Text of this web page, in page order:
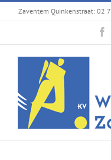
Passer
au
Zaventem Quinkenstraat: 02